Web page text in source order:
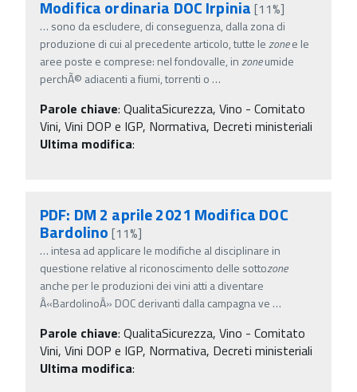
Modifica ordinaria DOC Irpinia [11%]
… sono da escludere, di conseguenza, dalla zona di
produzione di cui al precedente articolo, tutte lezonee le
aree poste e comprese: nel fondovalle, inzoneumide
perchÃ© adiacenti a fiumi, torrenti o …
Parole chiave: QualitaSicurezza, Vino - Comitato
Vini, Vini DOP e IGP, Normativa, Decreti ministeriali
Ultima modifica:
PDF: DM 2 aprile 2021 Modifica DOC
Bardolino [11%]
… intesa ad applicare le modifiche al disciplinare in
questione relative al riconoscimento delle sottozone
anche per le produzioni dei vini atti a diventare
Â«BardolinoÂ» DOC derivanti dalla campagna ve …
Parole chiave: QualitaSicurezza, Vino - Comitato
Vini, Vini DOP e IGP, Normativa, Decreti ministeriali
Ultima modifica: